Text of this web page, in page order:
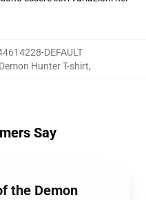
DEFAULT
Hunter T-shirt,
Say
the Demon